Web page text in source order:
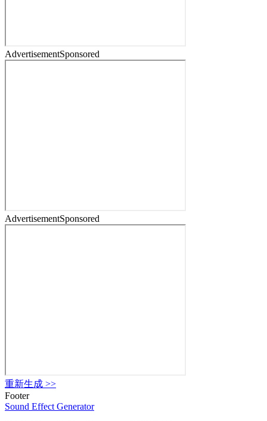
AdvertisementSponsored
AdvertisementSponsored
重新生成 >>
Footer
Sound Effect Generator